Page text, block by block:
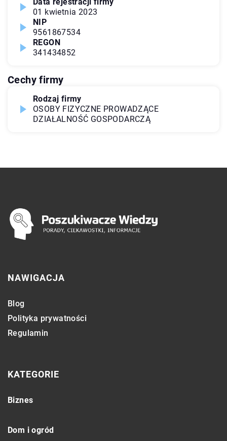
01 kwietnia 2023
NIP
9561867534
REGON
341434852
Cechy firmy
Rodzaj firmy
OSOBY FIZYCZNE PROWADZĄCE
DZIAŁALNOŚĆ GOSPODARCZĄ
NAWIGACJA
Blog
Polityka prywatności
Regulamin
KATEGORIE
Biznes
Dom i ogród